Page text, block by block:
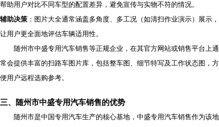
帮助用户对比不同车型的配置差异，避免宣传与实物不符的情况。
辅助决策 ：图片大全通常涵盖多角度、多工况（如清扫作业演示）展示，
让用户更全面地评估车辆适用性。
随州市中盛专用汽车销售等正规企业，在其官方网站或销售平台上通
常会提供丰富的扫路车图片库，包括整车图、细节特写及工作状态图，方
便用户远程选购参考。
三、随州市中盛专用汽车销售的优势
随州市是中国专用汽车生产的核心基地，中盛专用汽车销售作为该地